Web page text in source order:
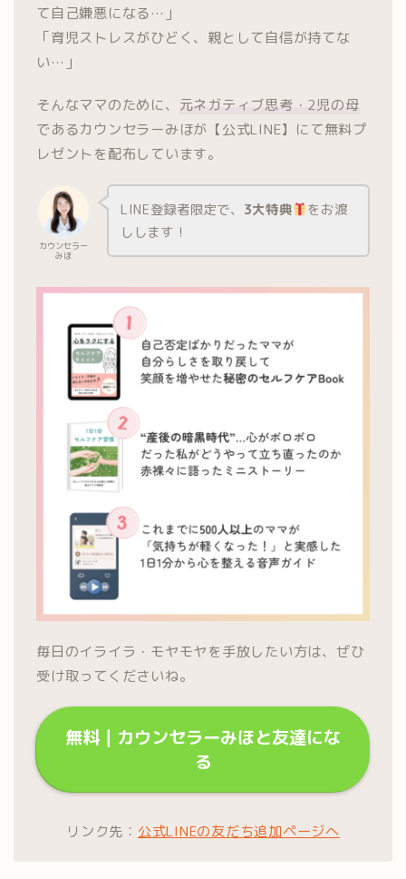
て自己嫌悪になる…」
「育児ストレスがひどく、親として自信が持てな
い…」
そんなママのために、 元ネガティブ思考・2児の母
であるカウンセラーみほが【公式LINE】にて無料プ
レゼントを配布しています。
カウンセラー
みほ
LINE登録者限定で、 3大特典
をお渡
しします！
毎日のイライラ・モヤモヤを手放したい方は、ぜひ
受け取ってくださいね。
無料｜カウンセラーみほと友達にな
る
リンク先： 公式LINEの友だち追加ページへ